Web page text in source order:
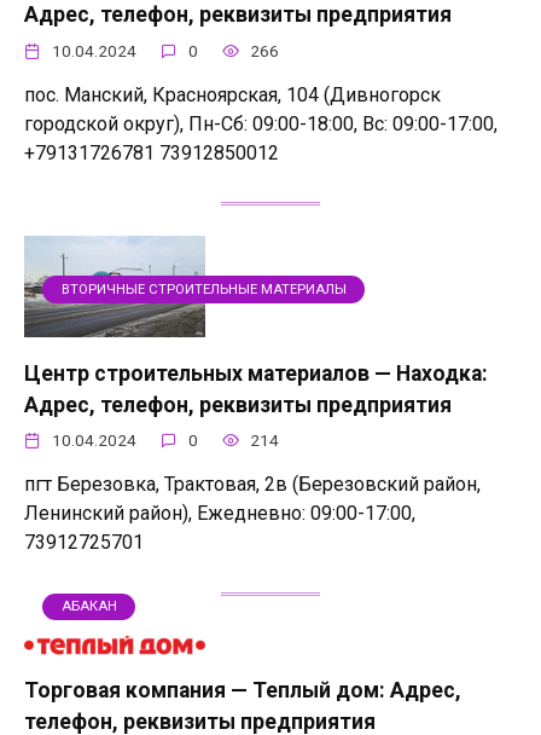
Адрес, телефон, реквизиты предприятия
10.04.2024 0 266
пос. Манский, Красноярская, 104 (Дивногорск
городской округ), Пн-Сб: 09:00-18:00, Вс: 09:00-17:00,
+79131726781 73912850012
ВТОРИЧНЫЕ СТРОИТЕЛЬНЫЕ МАТЕРИАЛЫ
Центр строительных материалов — Находка:
Адрес, телефон, реквизиты предприятия
10.04.2024 0 214
пгт Березовка, Трактовая, 2в (Березовский район,
Ленинский район), Ежедневно: 09:00-17:00,
73912725701
АБАКАН
Торговая компания — Теплый дом: Адрес,
телефон, реквизиты предприятия